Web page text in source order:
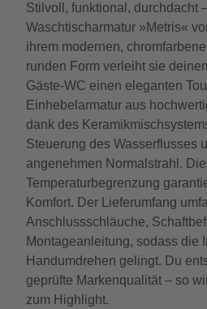
Stilvoll, funktional, durchdacht
Waschtischarmatur »Metris«
ihrem modernen,
runden Form verleiht sie
Gäste-WC einen eleganten
Einhebelarmatur aus
dank des
Steuerung des Wasserflusses
angenehmen Normalstrahl.
Temperaturbegrenzung
Komfort. Der Lieferumfang
Anschlussschläuche,
Montageanleitung, sodass die
Handumdrehen gelingt. Du
geprüfte Markenqualität – so
zum Highlight.